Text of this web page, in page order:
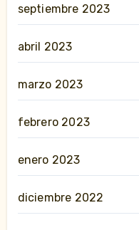
septiembre 2023
abril 2023
marzo 2023
febrero 2023
enero 2023
diciembre 2022